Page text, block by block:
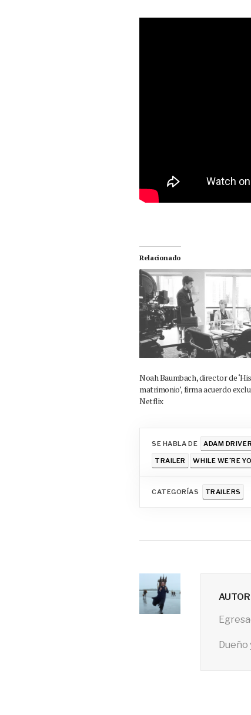
Relacionado
Noah Baumbach, director de
matrimonio’, firma acuerdo
Netflix
SE HABLA DE ADAM DRIVER
TRAILER WHILE WE´RE
CATEGORÍAS TRAILERS
Dueño